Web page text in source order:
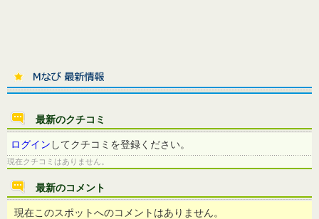
最新のクチコミ
ログイン してクチコミを登録ください。
現在クチコミはありません。
最新のコメント
現在このスポットへのコメントはありません。